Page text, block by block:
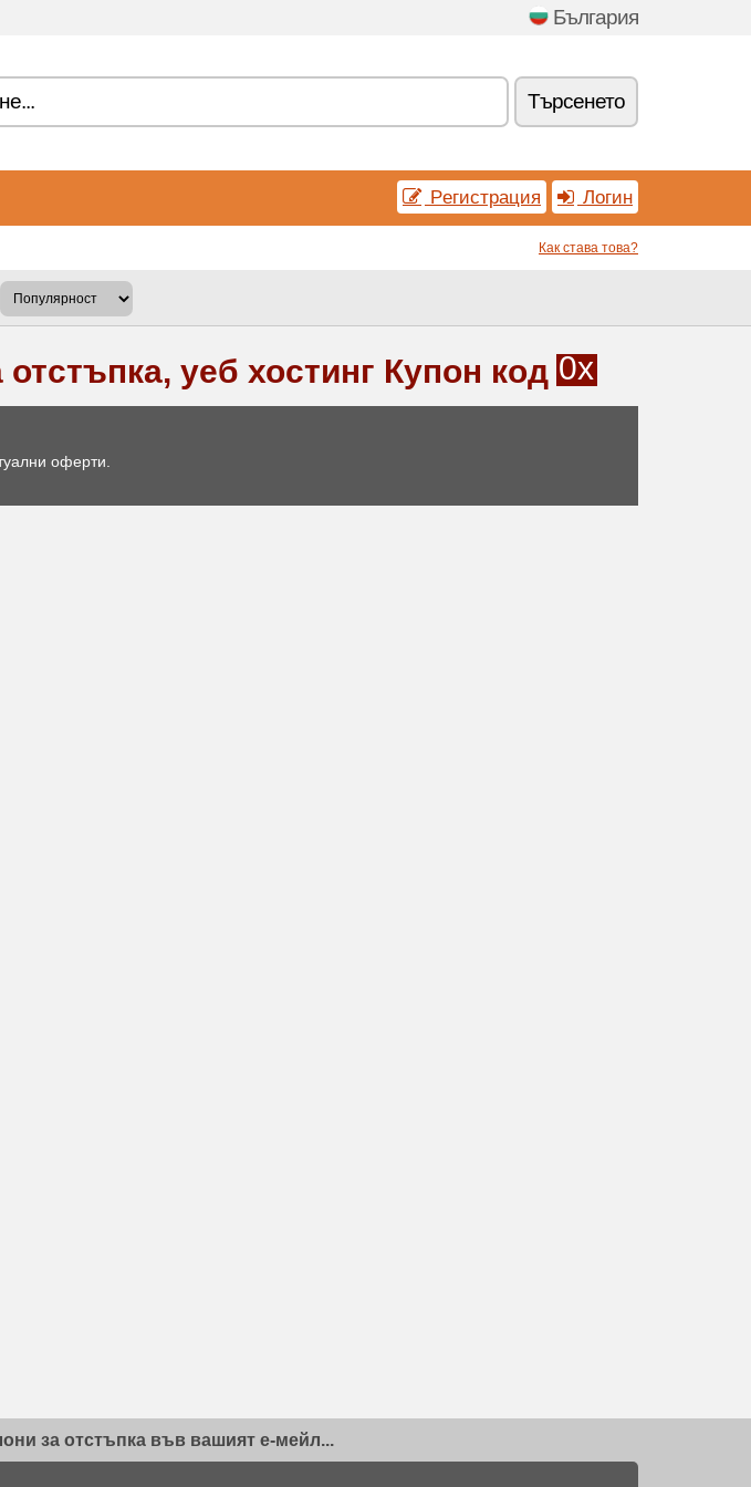
България
Tърсенетo
Pегистрация Логин
Как става това?
отстъпка, уеб хостинг Купон код 0x
оферти.
за отстъпка във вашият е-мейл...